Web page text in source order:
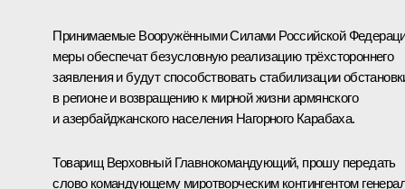
Принимаемые Вооружёнными Силами Российской
меры обеспечат безусловную реализацию трёхстороннего
заявления и будут способствовать стабилизации
в регионе и возвращению к мирной жизни армянского
и азербайджанского населения Нагорного Карабаха.
Товарищ Верховный Главнокомандующий, прошу передать
слово командующему миротворческим контингентом